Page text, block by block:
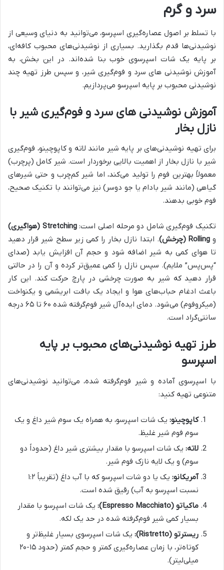
سرد و گرم
با تسلط بر اصول عصاره‌گیری اسپرسو، می‌توانید به دنیای وسیعی از
نوشیدنی‌ها قدم بگذارید. بسیاری از نوشیدنی‌های محبوب کافه‌ای،
بر پایه یک شات اسپرسوی خوب بنا شده‌اند. در این بخش، به
آموزش نوشیدنی های سرد و فوم‌گیری شیر، و سپس طرز تهیه چند
نوشیدنی محبوب بر پایه اسپرسو می‌پردازیم.
آموزش نوشیدنی های سرد و فوم‌گیری شیر با
نازل بخار
برای تهیه نوشیدنی‌های بر پایه شیر مانند لاته و کاپوچینو، فوم‌گیری
شیر با نازل بخار از اهمیت بالایی برخوردار است. شیر کامل (پرچرب)
معمولاً بهترین فوم را تولید می‌کند، اما شیر کم‌چرب و حتی شیرهای
گیاهی (مانند شیر بادام یا جو دوسر) نیز می‌توانند با تکنیک صحیح،
فوم خوبی بدهند.
تکنیک فوم‌گیری شامل دو مرحله اصلی است:Stretching (هواگیری)
وRolling (چرخش)
. ابتدا نازل بخار را کمی زیر سطح شیر قرار دهید
تا هوای کمی به شیر اضافه شود و حجم آن افزایش یابد (صدای
“پس‌پس” ملایم). سپس نازل را کمی عمیق‌تر کرده و آن را در حالتی
قرار دهید که شیر به صورت چرخشی در پارچ حرکت کند. این کار
باعث ادغام حباب‌های هوا و ایجاد یک بافت ابریشمی و یکنواخت
(میکروفوم) می‌شود. دمای ایده‌آل شیر فوم‌گرفته شده ۶۰ تا ۶۵ درجه
سانتی‌گراد است.
طرز تهیه نوشیدنی‌های محبوب بر پایه
اسپرسو
با اسپرسوی آماده و شیر فوم‌گرفته شده، می‌توانید نوشیدنی‌های
متنوعی تهیه کنید:
کاپوچینو: یک شات اسپرسو، به همراه یک سوم شیر داغ و یک
سوم فوم شیر غلیظ.
لاته: یک شات اسپرسو با مقدار بیشتری شیر داغ (حدوداً دو
سوم) و یک لایه نازک فوم شیر.
آمریکانو:
یک یا دو شات اسپرسو که با آب داغ (تقریباً ۱:۲
نسبت اسپرسو به آب) رقیق شده است.
ماکیاتو (Espresso Macchiato):
یک شات اسپرسو با مقدار
بسیار کمی شیر فوم‌گرفته شده در حد یک لکه.
ریسترتو (Ristretto):
یک شات اسپرسوی بسیار غلیظ‌تر و
کوتاه‌تر، با زمان عصاره‌گیری کمتر و حجم کمتر (حدود ۱۵-۲۰
میلی‌لیتر).